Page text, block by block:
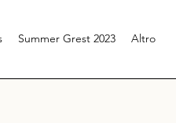
Summer Grest 2023 Altro